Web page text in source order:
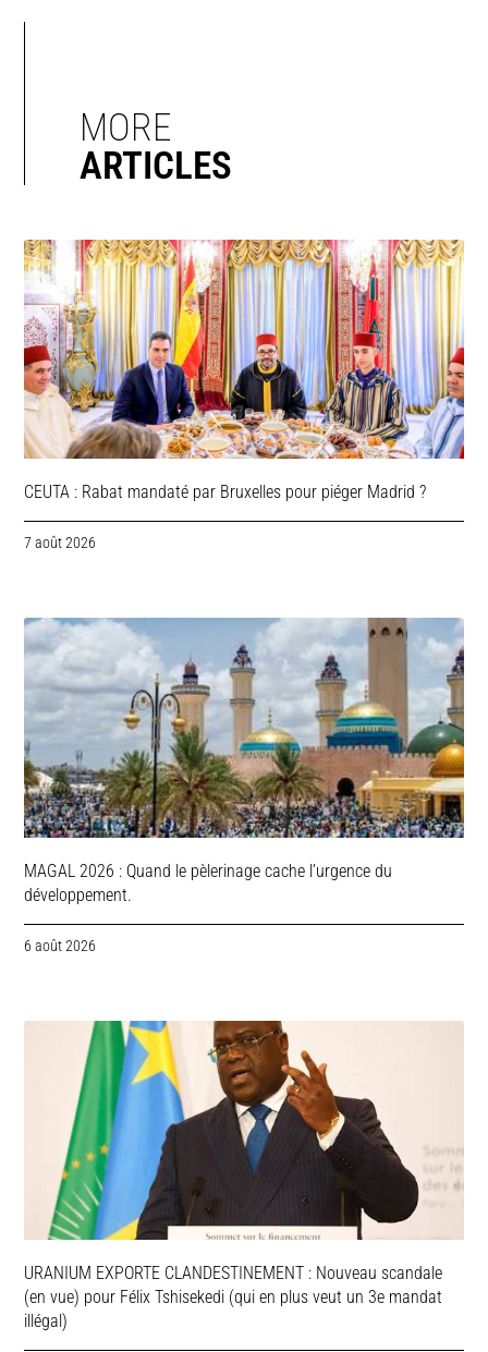
MORE
ARTICLES
CEUTA : Rabat mandaté par Bruxelles pour piéger Madrid ?
7 août 2026
MAGAL 2026 : Quand le pèlerinage cache l’urgence du
développement.
6 août 2026
URANIUM EXPORTE CLANDESTINEMENT : Nouveau scandale
(en vue) pour Félix Tshisekedi (qui en plus veut un 3e mandat
illégal)